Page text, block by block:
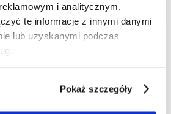
i analitycznym.
te informacje z innymi danymi
lub uzyskanymi podczas
Pokaż szczegóły